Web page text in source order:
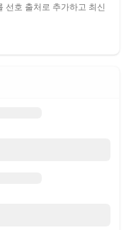
호 출처로 추가하고 최신